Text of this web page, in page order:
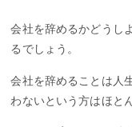
会社を辞めるかどうし
るでしょう。
会社を辞めることは人
わないという方はほと